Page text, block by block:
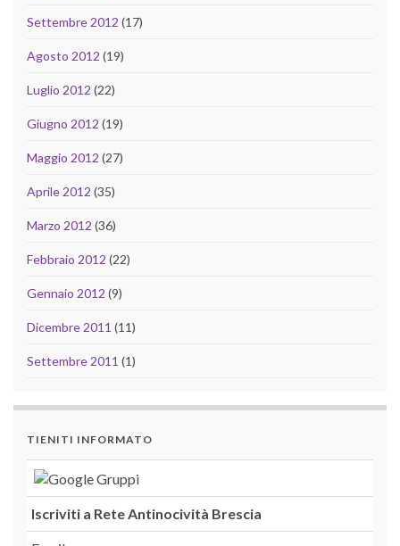
Settembre 2012 (17)
Agosto 2012 (19)
Luglio 2012 (22)
Giugno 2012 (19)
Maggio 2012 (27)
Aprile 2012 (35)
Marzo 2012 (36)
Febbraio 2012 (22)
Gennaio 2012 (9)
Dicembre 2011 (11)
Settembre 2011 (1)
TIENITI INFORMATO
Iscriviti a Rete Antinocività Brescia